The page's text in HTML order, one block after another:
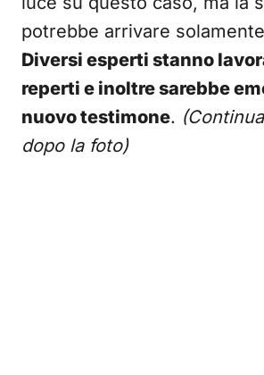
potrebbe arrivare
Diversi esperti stanno
reperti e inoltre sarebbe
nuovo testimone.
dopo la foto)